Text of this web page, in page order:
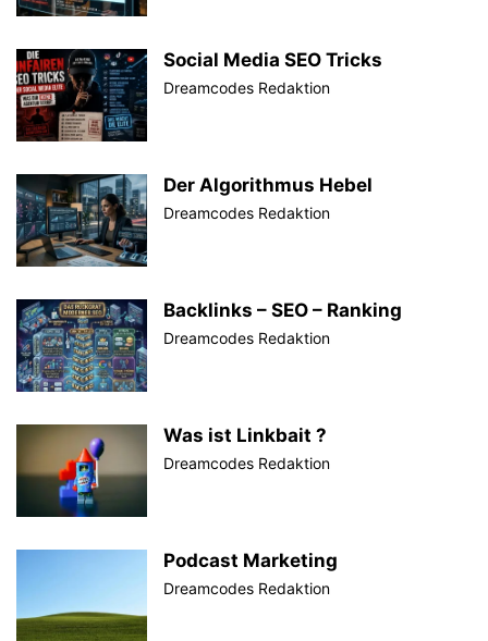
Social Media SEO Tricks
Dreamcodes Redaktion
Der Algorithmus Hebel
Dreamcodes Redaktion
Backlinks – SEO – Ranking
Dreamcodes Redaktion
Was ist Linkbait ?
Dreamcodes Redaktion
Podcast Marketing
Dreamcodes Redaktion